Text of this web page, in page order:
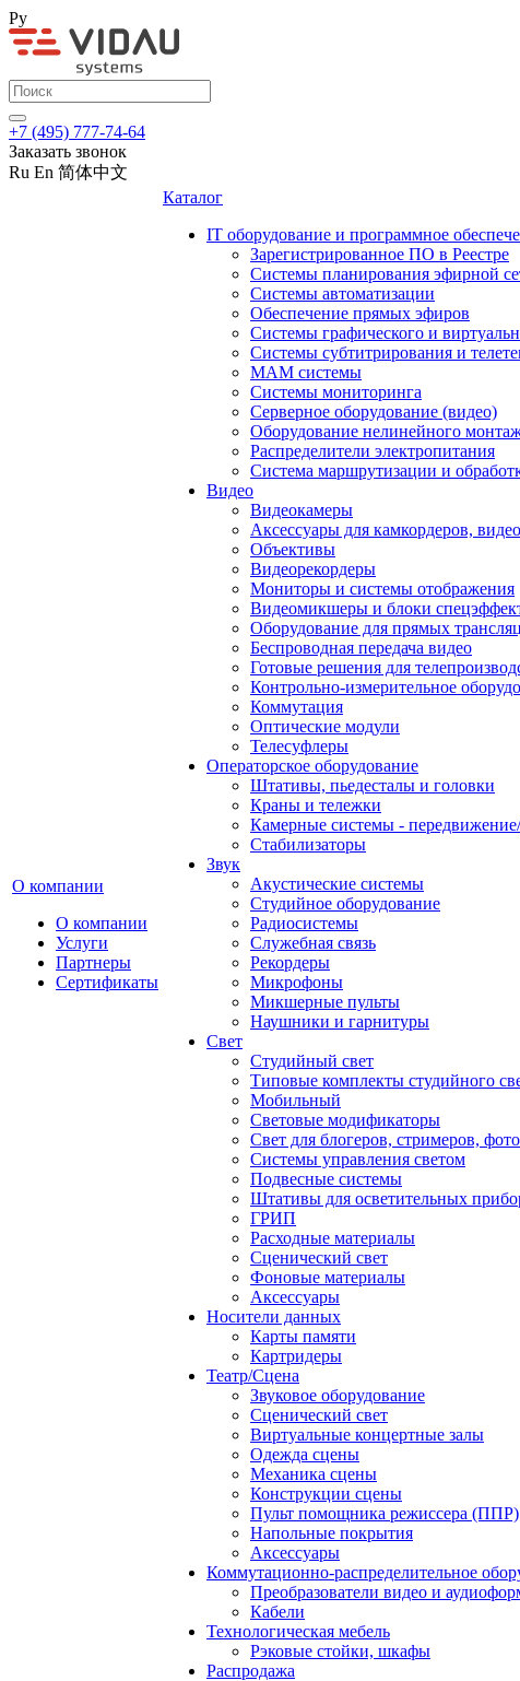
Ру
+7 (495) 777-74-64
Заказать звонок
Ru En 简体中文
О компании
О компании
Услуги
Партнеры
Сертификаты
Каталог
IT оборудование и программное
Зарегистрированное ПО в Реестре
Системы планирования эфирной
Системы автоматизации
Обеспечение прямых эфиров
Системы графического и
Системы субтитрирования и
MAM системы
Системы мониторинга
Серверное оборудование (видео)
Оборудование нелинейного
Распределители электропитания
Система маршрутизации и
Видео
Видеокамеры
Аксессуары для камкордеров,
Объективы
Видеорекордеры
Мониторы и системы отображения
Видеомикшеры и блоки
Оборудование для прямых
Беспроводная передача видео
Готовые решения для
Контрольно-измерительное
Коммутация
Оптические модули
Телесуфлеры
Операторское оборудование
Штативы, пьедесталы и головки
Краны и тележки
Камерные системы -
Стабилизаторы
Звук
Акустические системы
Студийное оборудование
Радиосистемы
Служебная связь
Рекордеры
Микрофоны
Микшерные пульты
Наушники и гарнитуры
Свет
Студийный свет
Типовые комплекты студийного
Мобильный
Световые модификаторы
Свет для блогеров, стримеров,
Системы управления светом
Подвесные системы
Штативы для осветительных
ГРИП
Расходные материалы
Сценический свет
Фоновые материалы
Аксессуары
Носители данных
Карты памяти
Картридеры
Театр/Сцена
Звуковое оборудование
Сценический свет
Виртуальные концертные залы
Одежда сцены
Механика сцены
Конструкции сцены
Пульт помощника режиссера (ППР)
Напольные покрытия
Аксессуары
Коммутационно-распределительное
Преобразователи видео и
Кабели
Технологическая мебель
Рэковые стойки, шкафы
Распродажа